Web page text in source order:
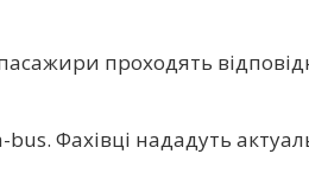
проходять
Фахівці нададуть